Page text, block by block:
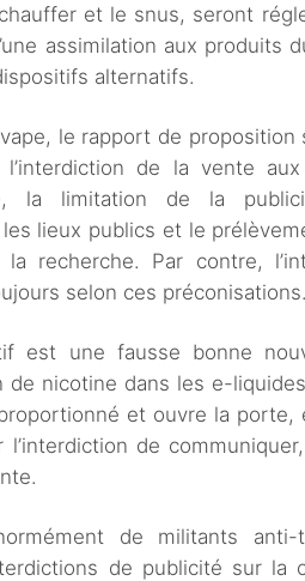
et le snus, seront
assimilation aux produits
alternatifs.
le rapport de
de la vente
la limitation de la
lieux publics et le
recherche. Par contre,
selon ces préconisations.
est une fausse bonne
de nicotine dans les e-
et ouvre la porte,
l’interdiction de
de militants anti-
de publicité sur la